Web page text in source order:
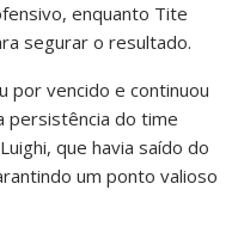
enquanto Tite
segurar o resultado.
por vencido e continuou
persistência do time
que havia saído do
um ponto valioso